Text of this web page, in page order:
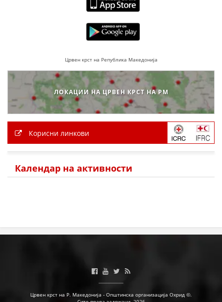
Црвен крст на Република Македонија
ЛОКАЦИИ НА ЦРВЕН КРСТ НА РМ
Корисни линкови
Календар на активности
Црвен крст на Р. Македонија - Општинска организација Охрид ©.